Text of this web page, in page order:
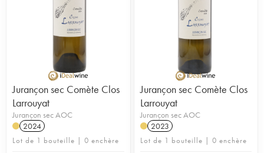
Jurançon sec Comète Clos
Larrouyat
Jurançon sec AOC
2024
Lot de 1 bouteille | 0 enchère
Jurançon sec Comète Clos
Larrouyat
Jurançon sec AOC
2023
Lot de 1 bouteille | 0 enchère